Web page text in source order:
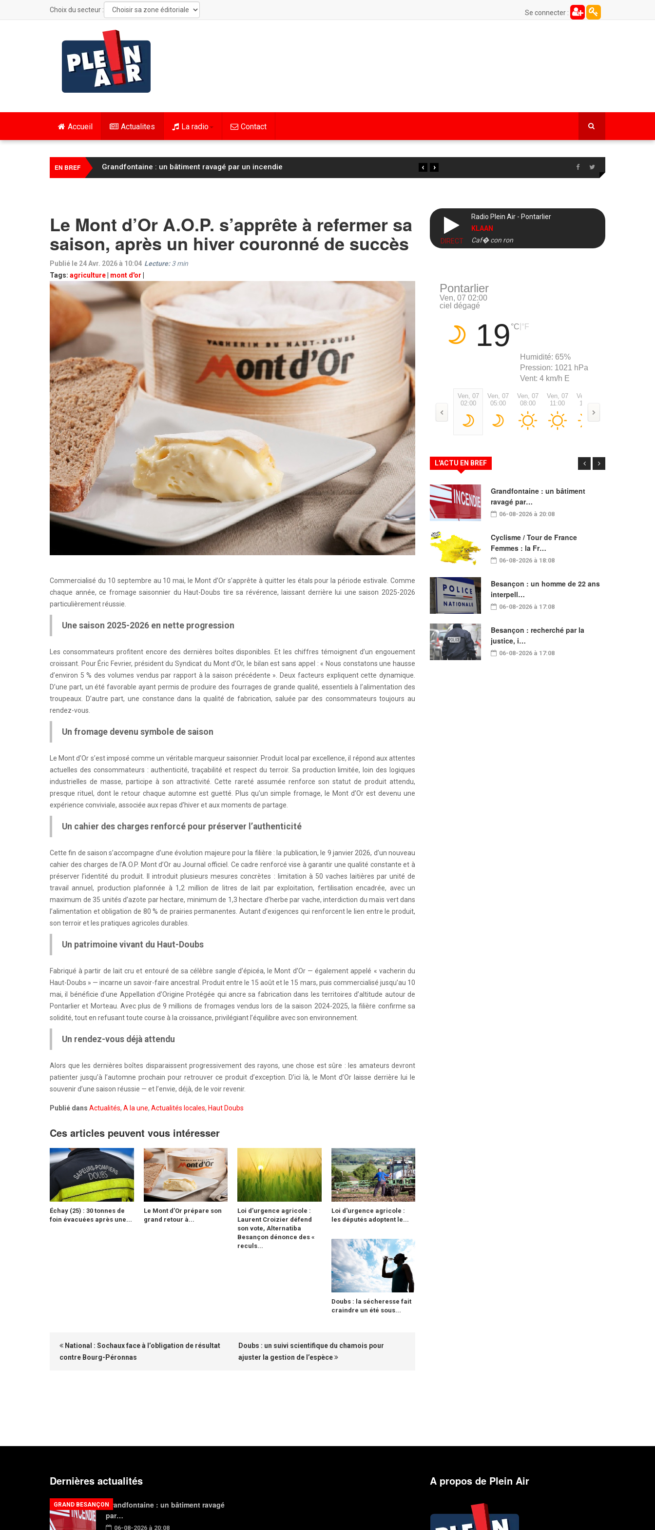
Choix du secteur : Se connecter :
Accueil Actualites La radio Contact
EN BREF Cyclisme / Tour de France Femmes : la Française Cédrine Kerbaol deuxième de la 6ᵉ ›
‹
Le Mont d’Or A.O.P. s’apprête à refermer sa
saison, après un hiver couronné de succès
Publié le 24 Avr. 2026 à 10:04
Tags: agriculture mont d'or
Lecture: 3min
Commercialisé du 10 septembre au 10 mai, le Mont d’Or s’apprête à quitter les étals pour la période estivale. Comme
chaque année, ce fromage saisonnier du Haut-Doubs tire sa révérence, laissant derrière lui une saison 2025-2026
particulièrement réussie.
Une saison 2025-2026 en nette progression
Les consommateurs profitent encore des dernières boîtes disponibles. Et les chiffres témoignent d’un engouement
croissant. Pour Éric Fevrier, président du Syndicat du Mont d’Or, le bilan est sans appel : « Nous constatons une hausse
d’environ 5 % des volumes vendus par rapport à la saison précédente ». Deux facteurs expliquent cette dynamique.
D’une part, un été favorable ayant permis de produire des fourrages de grande qualité, essentiels à l’alimentation des
troupeaux. D’autre part, une constance dans la qualité de fabrication, saluée par des consommateurs toujours au
rendez-vous.
Un fromage devenu symbole de saison
Le Mont d’Or s’est imposé comme un véritable marqueur saisonnier. Produit local par excellence, il répond aux attentes
actuelles des consommateurs : authenticité, traçabilité et respect du terroir. Sa production limitée, loin des logiques
industrielles de masse, participe à son attractivité. Cette rareté assumée renforce son statut de produit attendu,
presque rituel, dont le retour chaque automne est guetté. Plus qu’un simple fromage, le Mont d’Or est devenu une
expérience conviviale, associée aux repas d’hiver et aux moments de partage.
Un cahier des charges renforcé pour préserver l’authenticité
Cette fin de saison s’accompagne d’une évolution majeure pour la filière : la publication, le 9 janvier 2026, d’un nouveau
cahier des charges de l’A.O.P. Mont d’Or au Journal officiel. Ce cadre renforcé vise à garantir une qualité constante et à
préserver l’identité du produit. Il introduit plusieurs mesures concrètes : limitation à 50 vaches laitières par unité de
travail annuel, production plafonnée à 1,2 million de litres de lait par exploitation, fertilisation encadrée, avec un
maximum de 35 unités d’azote par hectare, minimum de 1,3 hectare d’herbe par vache, interdiction du maïs vert dans
l’alimentation et obligation de 80 % de prairies permanentes. Autant d’exigences qui renforcent le lien entre le produit,
son terroir et les pratiques agricoles durables.
Un patrimoine vivant du Haut-Doubs
Fabriqué à partir de lait cru et entouré de sa célèbre sangle d’épicéa, le Mont d’Or — également appelé « vacherin du
Haut-Doubs » — incarne un savoir-faire ancestral. Produit entre le 15 août et le 15 mars, puis commercialisé jusqu’au 10
mai, il bénéficie d’une Appellation d’Origine Protégée qui ancre sa fabrication dans les territoires d’altitude autour de
Pontarlier et Morteau. Avec plus de 9 millions de fromages vendus lors de la saison 2024-2025, la filière confirme sa
solidité, tout en refusant toute course à la croissance, privilégiant l’équilibre avec son environnement.
Un rendez-vous déjà attendu
Alors que les dernières boîtes disparaissent progressivement des rayons, une chose est sûre : les amateurs devront
patienter jusqu’à l’automne prochain pour retrouver ce produit d’exception. D’ici là, le Mont d’Or laisse derrière lui le
souvenir d’une saison réussie — et l’envie, déjà, de le voir revenir.
Publié dans Actualités, A la une, Actualités locales, Haut Doubs
Ces articles peuvent vous intéresser
Échay (25) : 30 tonnes de
foin évacuées après une...
Le Mont d’Or prépare son
grand retour à...
Loi d’urgence agricole :
Laurent Croizier défend
son vote, Alternatiba
Besançon dénonce des «
reculs...
Loi d'urgence agricole :
les députés adoptent le...
Doubs : la sécheresse fait
craindre un été sous...
National : Sochaux face à l’obligation de résultat
contre Bourg-Péronnas
Doubs : un suivi scientifique du chamois pour
ajuster la gestion de l’espèce
DIRECT
Radio Plein Air - Pontarlier
KLAAN
Caf� con ron
Pontarlier
Ven, 07 02:00
ciel dégagé
19 °C °F
Humidité: 65%
Pression: 1021 hPa
Vent: 4 km/h E
Ven, 07
02:00
Ven, 07
05:00
Ven, 07
08:00
Ven, 07
11:00
Ven, 07
14:00
L'ACTU EN BREF
Grandfontaine : un bâtiment
ravagé par…
06-08-2026 à 20:08
Cyclisme / Tour de France
Femmes : la Fr…
06-08-2026 à 18:08
Besançon : un homme de 22 ans
interpell…
06-08-2026 à 17:08
Besançon : recherché par la
justice, i…
06-08-2026 à 17:08
Dernières actualités
Grandfontaine : un bâtiment ravagé
par…
06-08-2026 à 20:08
GRAND BESANÇON
A propos de Plein Air